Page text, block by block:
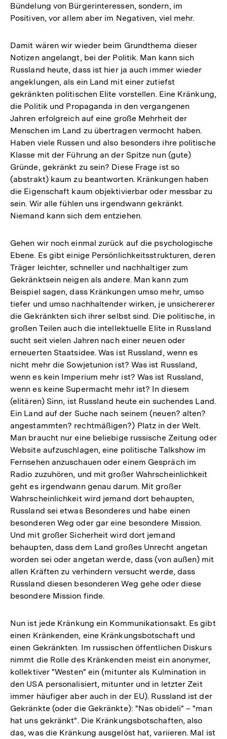
Bündelung von Bürgerinteressen, sondern, im
Positiven, vor allem aber im Negativen, viel mehr.
Damit wären wir wieder beim Grundthema dieser
Notizen angelangt, bei der Politik. Man kann sich
Russland heute, dass ist hier ja auch immer wieder
angeklungen, als ein Land mit einer zutiefst
gekränkten politischen Elite vorstellen. Eine Kränkung,
die Politik und Propaganda in den vergangenen
Jahren erfolgreich auf eine große Mehrheit der
Menschen im Land zu übertragen vermocht haben.
Haben viele Russen und also besonders ihre politische
Klasse mit der Führung an der Spitze nun (gute)
Gründe, gekränkt zu sein? Diese Frage ist so
(abstrakt) kaum zu beantworten. Kränkungen haben
die Eigenschaft kaum objektivierbar oder messbar zu
sein. Wir alle fühlen uns irgendwann gekränkt.
Niemand kann sich dem entziehen.
Gehen wir noch einmal zurück auf die psychologische
Ebene. Es gibt einige Persönlichkeitsstrukturen, deren
Träger leichter, schneller und nachhaltiger zum
Gekränktsein neigen als andere. Man kann zum
Beispiel sagen, dass Kränkungen umso mehr, umso
tiefer und umso nachhaltender wirken, je unsichererer
die Gekränkten sich ihrer selbst sind. Die politische, in
großen Teilen auch die intellektuelle Elite in Russland
sucht seit vielen Jahren nach einer neuen oder
erneuerten Staatsidee. Was ist Russland, wenn es
nicht mehr die Sowjetunion ist? Was ist Russland,
wenn es kein Imperium mehr ist? Was ist Russland,
wenn es keine Supermacht mehr ist? In diesem
(elitären) Sinn, ist Russland heute ein suchendes Land.
Ein Land auf der Suche nach seinem (neuen? alten?
angestammten? rechtmäßigen?) Platz in der Welt.
Man braucht nur eine beliebige russische Zeitung oder
Website aufzuschlagen, eine politische Talkshow im
Fernsehen anzuschauen oder einem Gespräch im
Radio zuzuhören, und mit großer Wahrscheinlichkeit
geht es irgendwann genau darum. Mit großer
Wahrscheinlichkeit wird jemand dort behaupten,
Russland sei etwas Besonderes und habe einen
besonderen Weg oder gar eine besondere Mission.
Und mit großer Sicherheit wird dort jemand
behaupten, dass dem Land großes Unrecht angetan
worden sei oder angetan werde, dass (von außen) mit
allen Kräften zu verhindern versucht werde, dass
Russland diesen besonderen Weg gehe oder diese
besondere Mission finde.
Nun ist jede Kränkung ein Kommunikationsakt. Es gibt
einen Kränkenden, eine Kränkungsbotschaft und
einen Gekränkten. Im russischen öffentlichen Diskurs
nimmt die Rolle des Kränkenden meist ein anonymer,
kollektiver "Westen" ein (mitunter als Kulmination in
den USA personalisiert, mitunter und in letzter Zeit
immer häufiger aber auch in der EU). Russland ist der
Gekränkte (oder die Gekränkte): "Nas obideli" – "man
hat uns gekränkt". Die Kränkungsbotschaften, also
das, was die Kränkung ausgelöst hat, variieren. Mal ist